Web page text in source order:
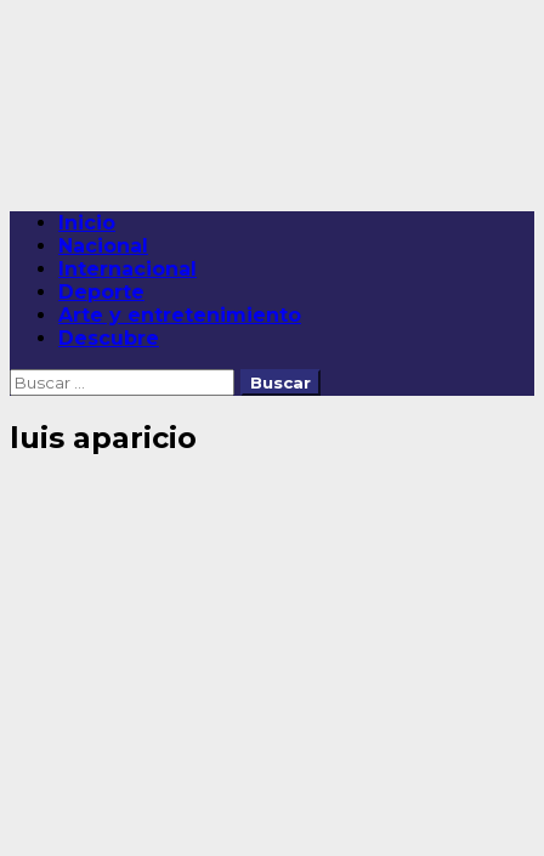
Menú
principal
Inicio
Nacional
Internacional
Deporte
Arte y entretenimiento
Descubre
Buscar:
luis aparicio